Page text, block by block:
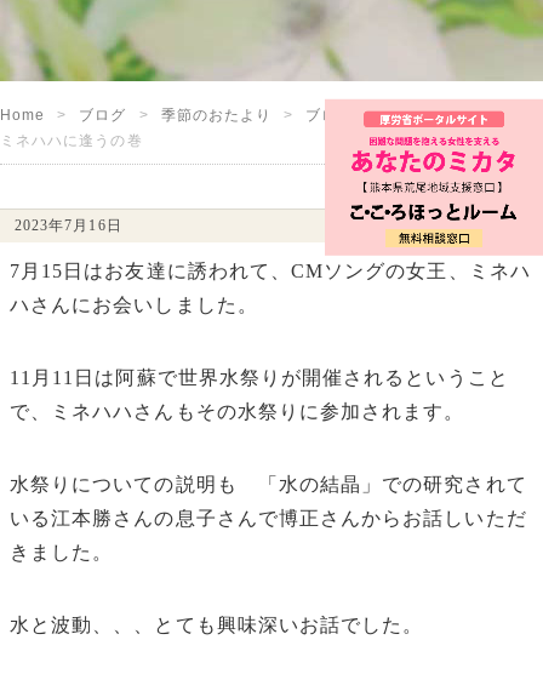
Home ブログ 季節のおたより
ブログ
ミネハハに逢うの巻
2023年7月16日
7月15日はお友達に誘われて、CMソングの女王、ミネハ
ハさんにお会いしました。
11月11日は阿蘇で世界水祭りが開催されるということ
で、ミネハハさんもその水祭りに参加されます。
水祭りについての説明も 「水の結晶」での研究されて
いる江本勝さんの息子さんで博正さんからお話しいただ
きました。
水と波動、、、とても興味深いお話でした。